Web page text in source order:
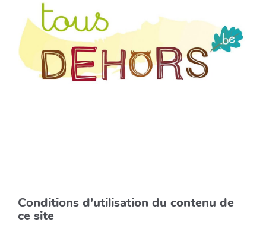
Conditions d'utilisation du contenu de
ce site